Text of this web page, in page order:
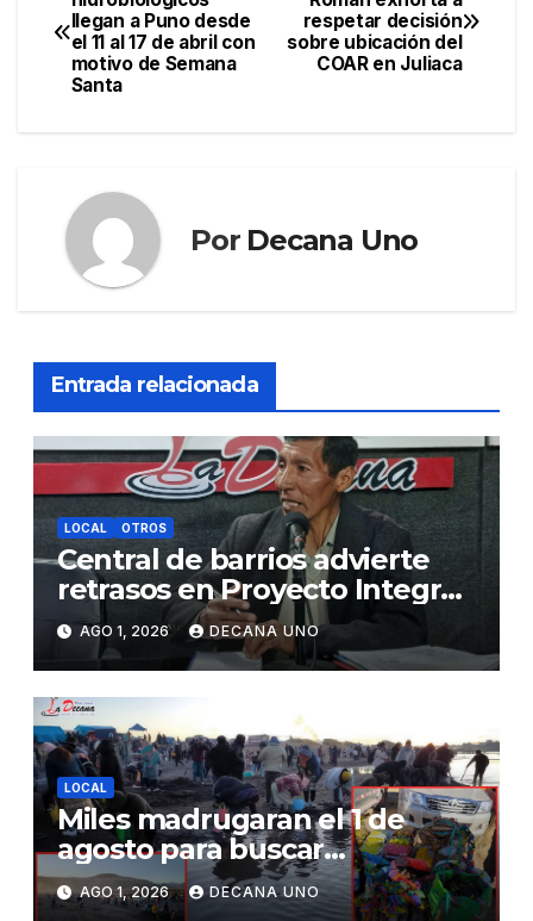
de
entradas
respetar decisión
sobre ubicación del
COAR en Juliaca
llegan a Puno desde
el 11 al 17 de abril con
motivo de Semana
Santa
Por Decana Uno
Entrada relacionada
LOCAL OTROS
Central de barrios advierte
retrasos en Proyecto Integral
de Agua y Alcantarillado para
Juliaca
AGO 1, 2026 DECANA UNO
LOCAL
Miles madrugaran el 1 de
agosto para buscar
piedrecillas en los ríos y
realizar la challa por la
AGO 1, 2026 DECANA UNO